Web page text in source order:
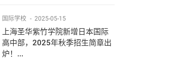
国际学校 - 2025-05-15
上海圣华紫竹学院新增日本国际
高中部，2025年秋季招生简章出
炉！...